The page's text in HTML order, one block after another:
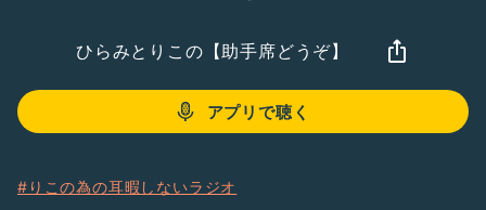
ひらみとりこの【助手席どうぞ】
アプリで聴く
#りこの為の耳暇しないラジオ